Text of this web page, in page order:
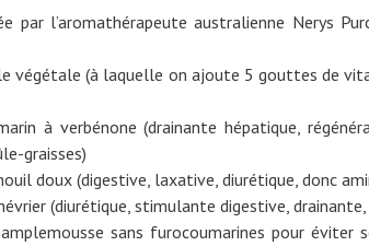
par l’aromathérapeute australienne Nerys
végétale (à laquelle on ajoute 5 gouttes de
à verbénone (drainante hépatique,
graisses)
doux (digestive, laxative, diurétique, donc
(diurétique, stimulante digestive,
sans furocoumarines pour éviter